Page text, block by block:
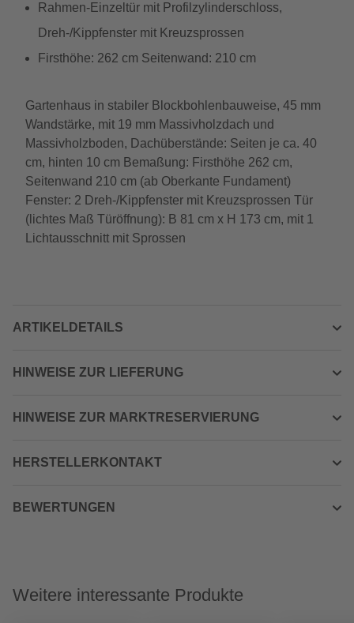
Rahmen-Einzeltür mit Profilzylinderschloss,
Dreh-/Kippfenster mit Kreuzsprossen
Firsthöhe: 262 cm Seitenwand: 210 cm
Gartenhaus in stabiler Blockbohlenbauweise, 45 mm
Wandstärke, mit 19 mm Massivholzdach und
Massivholzboden, Dachüberstände: Seiten je ca. 40
cm, hinten 10 cm Bemaßung: Firsthöhe 262 cm,
Seitenwand 210 cm (ab Oberkante Fundament)
Fenster: 2 Dreh-/Kippfenster mit Kreuzsprossen Tür
(lichtes Maß Türöffnung): B 81 cm x H 173 cm, mit 1
Lichtausschnitt mit Sprossen
ARTIKELDETAILS
HINWEISE ZUR LIEFERUNG
HINWEISE ZUR MARKTRESERVIERUNG
HERSTELLERKONTAKT
BEWERTUNGEN
Weitere interessante Produkte